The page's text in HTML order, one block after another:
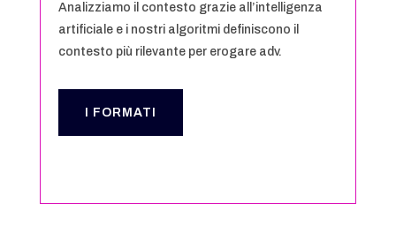
Analizziamo il contesto grazie all’intelligenza
artificiale e i nostri algoritmi definiscono il
contesto più rilevante per erogare adv.
I FORMATI